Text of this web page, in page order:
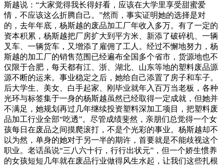
斯越说：“大家觉得我长得好看，应该在大学里享受甜蜜爱
情，不应该这么折腾自己。”然而，事实证明她的选择是对
的，去年年底，杨斯越的废品加工厂年收入多万。有了一定的
资本积累，杨斯越把厂房扩大到平方米、新添了破碎机、一辆
叉车、一辆货车，又增添了雇佣了工人。经过不懈地努力，杨
斯越的加工厂的销售范围已经遍布全国多个省市，货源地也不
仅限于合肥，每天都有江、浙、湖北、山东等地的塑料废品源
源不断的运来。事业稳定之后，她给自己添置了房子和车子。
后大学生、美女、白手起家、刚毕业就年入百万当老板，各种
光环与标签集于一身的杨斯越虽然已经取得一定成就，但她并
不满足，她规划再过几年继续投资塑料深加工项目，把塑料废
品加工行业全部“吃透”。尽管成绩斐然，亲朋们总觉得一个女
孩每日在废品之间摸爬滚打，不是个光彩的事业。杨斯越却不
以为然，单身的她对于另一半的期许，首要就是不能歧视这个
职业。老话虽说“三八六十行，行行出状元”，但一个娇生惯养
的女孩短短几年就在废品行业做得风生水起，让我们这些扎根